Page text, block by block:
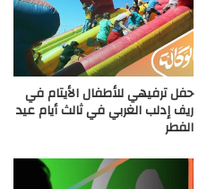
حفل ترفيهي للأطفال الأيتام في
ريف إدلب الغربي في ثالث أيام عيد
الفطر